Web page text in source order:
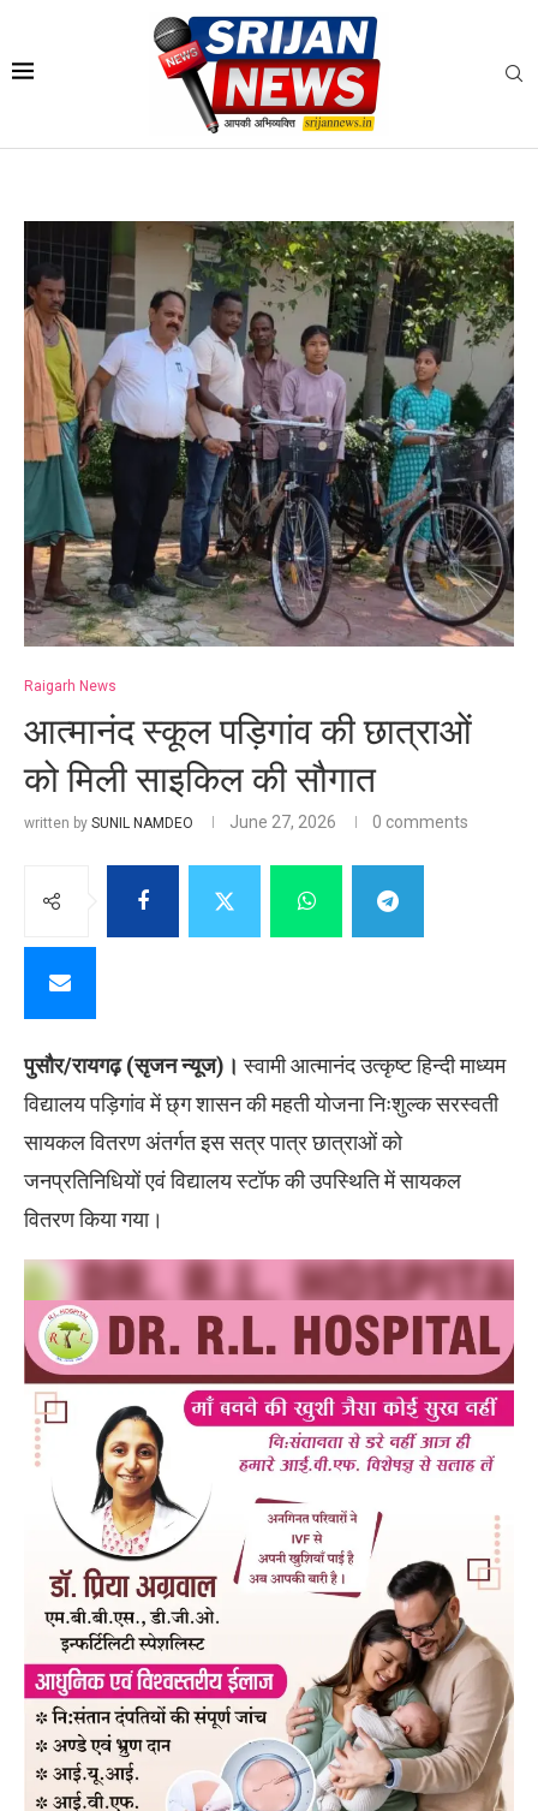
Raigarh News
आत्मानंद स्कूल पड़िगांव की छात्राओं
को मिली साइकिल की सौगात
written by SUNIL NAMDEO June 27, 2026 0 comments
पुसौर/रायगढ़ (सृजन न्यूज)। स्वामी आत्मानंद उत्कृष्ट हिन्दी माध्यम
विद्यालय पड़िगांव में छ्ग शासन की महती योजना निःशुल्क सरस्वती
सायकल वितरण अंतर्गत इस सत्र पात्र छात्राओं को
जनप्रतिनिधियों एवं विद्यालय स्टॉफ की उपस्थिति में सायकल
वितरण किया गया।